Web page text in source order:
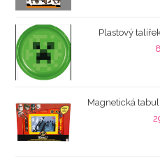
Plastový
Magnetická